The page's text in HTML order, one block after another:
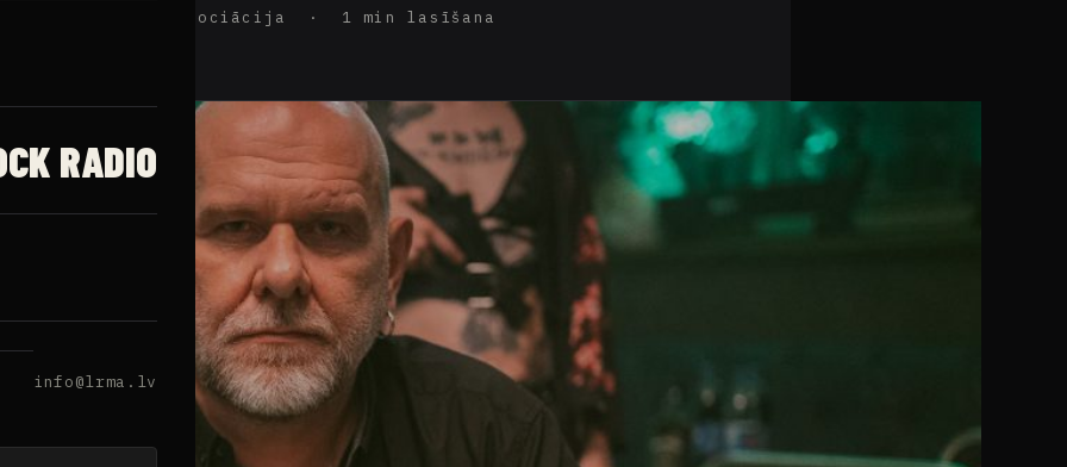
RADIO
info@lrma.lv
Rokmūzikas Asociācija · 1 min lasīšana